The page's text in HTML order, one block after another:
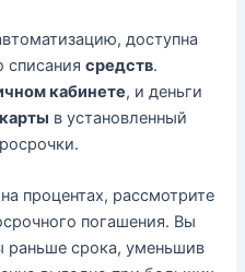
доступна
списаниясредств.
кабинете, и деньги
карты в установленный
процентах, рассмотрите
погашения. Вы
раньше срока, уменьшив